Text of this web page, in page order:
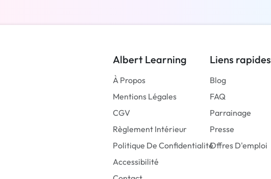
Albert Learning
À Propos
Mentions Légales
CGV
Règlement Intérieur
Politique De Confidentialité
Accessibilité
Liens rapides
Blog
FAQ
Parrainage
Presse
Offres D'emploi